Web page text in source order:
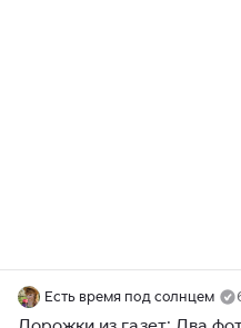
Есть время под солнцем